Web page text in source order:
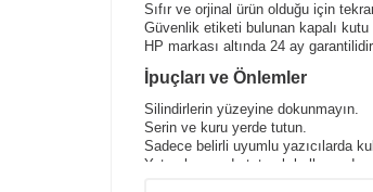
Sıfır ve orjinal ürün olduğu için
Güvenlik etiketi bulunan kapalı kutu
HP markası altında 24 ay
İpuçları ve Önlemler
Silindirlerin yüzeyine dokunmayın.
Serin ve kuru yerde tutun.
Sadece belirli uyumlu yazıcılarda
Yatay konumda tutarak,kullanımdan